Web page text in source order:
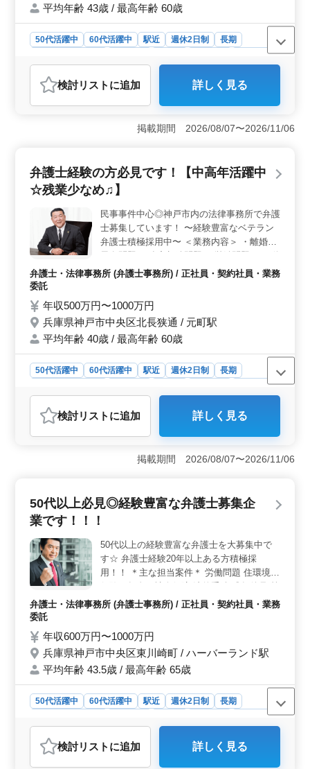
平均年齢 43歳 / 最高年齢 60歳
50代活躍中 60代活躍中 駅近 週休2日制
長期
業務委託
おすすめポイント
＜働きやすさに基づく理由＞ 本求人は、週休2日制や残
業が少なめという働きやすい環境が特徴です。また、社
会保険完備やリラックスできる雰囲気が整っており、ス
ことができます。遺産相続、労働問題、刑事事件など多
岐にわたる案件に携わることで、経験を積むチャンスが
ため、クライアントとのコミュニケーションも円滑で
す。 ＜年齢層に基づく理由＞ 50代や60代も活躍で
きる環境が整っており、経験豊富なベテラン弁護士の採
用も積極的です。年齢に関係なく、貢献できる職場で
す。
検討リスト に追加 詳しく見る
掲載期間 2026/08/07〜2026/11/06
弁護士経験の方必見です！【中高年活躍中
☆残業少なめ♫】
民事事件中心◎神戸市内の法律事務所で弁護
士募集しています！ 〜経験豊富なベテラン
弁護士積極採用中〜 ＜業務内容＞ ・離婚、
産問題 ・企業法務 ・刑事事件 ＜特徴＞ ・
お待ちしております♫
弁護士・法律事務所 (弁護士事務所) / 正社員・契約社員・業務
委託
年収500万円〜1000万円
兵庫県神戸市中央区北長狭通 / 元町駅
平均年齢 40歳 / 最高年齢 60歳
50代活躍中 60代活躍中 駅近 週休2日制
長期
業務委託
おすすめポイント
＜豊富な経験を生かす案件＞ 神戸市中央区の法律事務
所での弁護士求人。離婚や遺産相続、刑事事件まで多岐
にわたる民事事件中心。 中高年層が活躍中で、経験豊
すさ抜群の特徴＞ 週休2日制度や残業が少なめで、仕事
とプライベートの両立が可能。経験豊富な方にとって、
も良好で、通勤も快適です。 ＜充実の福利厚生＞
年収500万円〜1400万円で、実力に見合った報酬。社会
保険完備や交通費実費支給、弁護士費用事務所負担可な
ど、待遇も整っています。 1〜2人の採用でアットホー
ムな雰囲気。是非ご応募をお待ちしています。
検討リスト に追加 詳しく見る
掲載期間 2026/08/07〜2026/11/06
50代以上必見◎経験豊富な弁護士募集企
業です！！！
50代以上の経験豊富な弁護士を大募集中で
す☆ 弁護士経験20年以上ある方積極採
用！！ ＊主な担当案件＊ 労働問題 住環境
＊ポイント＊ 個人受任可能 交通費実費支給
環境◎ ご応募お待ちしています♬
弁護士・法律事務所 (弁護士事務所) / 正社員・契約社員・業務
委託
年収600万円〜1000万円
兵庫県神戸市中央区東川崎町 / ハーバーランド駅
平均年齢 43.5歳 / 最高年齢 65歳
50代活躍中 60代活躍中 駅近 週休2日制
長期
業務委託
おすすめポイント
検討リスト に追加 詳しく見る